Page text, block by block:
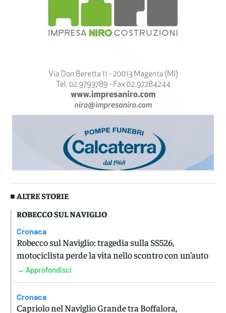
■ ALTRE STORIE
ROBECCO SUL NAVIGLIO
Cronaca
Robecco sul Naviglio: tragedia sulla SS526,
motociclista perde la vita nello scontro con un’auto
→ Approfondisci
Cronaca
Capriolo nel Naviglio Grande tra Boffalora,